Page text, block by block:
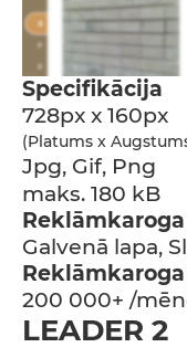
Specifikācija
728px x 160px
(Platums x
Jpg, Gif, Png
maks. 180 kB
Galvenā lapa,
200 000+ /
LEADER 2